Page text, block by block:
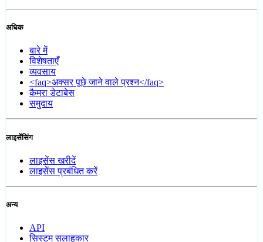
अधिक
बारे में
विशेषताएँ
व्यवसाय
<faq>अक्सर पूछे जाने वाले प्रश्न</faq>
कैमरा डेटाबेस
समुदाय
लाइसेंसिंग
लाइसेंस खरीदें
लाइसेंस प्रबंधित करें
अन्य
API
सिस्टम सलाहकार